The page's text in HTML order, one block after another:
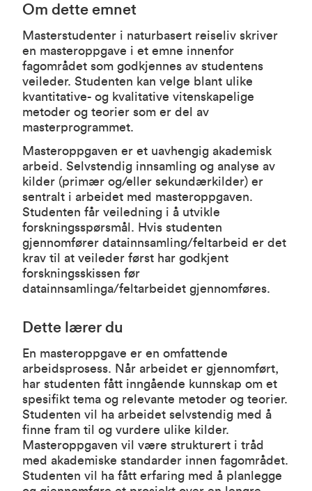
Om dette emnet
Masterstudenter i naturbasert reiseliv skriver
en masteroppgave i et emne innenfor
fagområdet som godkjennes av studentens
veileder. Studenten kan velge blant ulike
kvantitative- og kvalitative vitenskapelige
metoder og teorier som er del av
masterprogrammet.
Masteroppgaven er et uavhengig akademisk
arbeid. Selvstendig innsamling og analyse av
kilder (primær og/eller sekundærkilder) er
sentralt i arbeidet med masteroppgaven.
Studenten får veiledning i å utvikle
forskningsspørsmål. Hvis studenten
gjennomfører datainnsamling/feltarbeid er det
krav til at veileder først har godkjent
forskningsskissen før
datainnsamlinga/feltarbeidet gjennomføres.
Dette lærer du
En masteroppgave er en omfattende
arbeidsprosess. Når arbeidet er gjennomført,
har studenten fått inngående kunnskap om et
spesifikt tema og relevante metoder og teorier.
Studenten vil ha arbeidet selvstendig med å
finne fram til og vurdere ulike kilder.
Masteroppgaven vil være strukturert i tråd
med akademiske standarder innen fagområdet.
Studenten vil ha fått erfaring med å planlegge